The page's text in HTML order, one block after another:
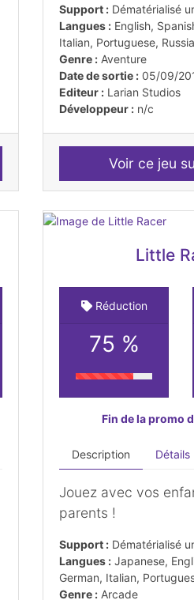
Support : Dématérialisé
Langues : English,
Italian, Portuguese,
Genre : Aventure
Date de sortie : 05/09/
Editeur : Larian Studios
Développeur : n/c
Voir ce jeu
Little
Réduction
75 %
Fin de la promo
Description Détails
Jouez avec vos
parents !
Support : Dématérialisé
Langues : Japanese,
German, Italian,
Genre : Arcade